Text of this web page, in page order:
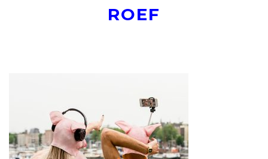
ROEF